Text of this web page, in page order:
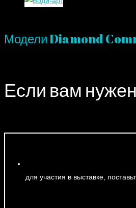
Модели Diamond
Если вам
для участия в выставке